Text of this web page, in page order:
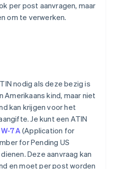
per post aanvragen, maar
om te verwerken.
nodig als deze bezig is
kind, maar niet
kan krijgen voor het
Je kunt een ATIN
7A(Application for
for Pending US
Deze aanvraag kan
en moet per post worden